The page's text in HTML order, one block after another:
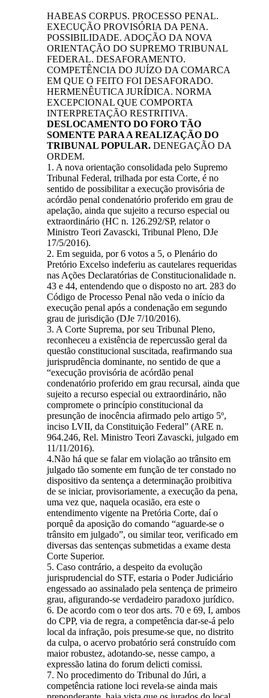
HABEAS CORPUS. PROCESSO PENAL.
EXECUÇÃO PROVISÓRIA DA PENA.
POSSIBILIDADE. ADOÇÃO DA NOVA
ORIENTAÇÃO DO SUPREMO TRIBUNAL
FEDERAL. DESAFORAMENTO.
COMPETÊNCIA DO JUÍZO DA COMARCA
EM QUE O FEITO FOI DESAFORADO.
HERMENÊUTICA JURÍDICA. NORMA
EXCEPCIONAL QUE COMPORTA
INTERPRETAÇÃO RESTRITIVA.
DESLOCAMENTO DO FORO TÃO
SOMENTE PARA A REALIZAÇÃO DO
TRIBUNAL POPULAR. DENEGAÇÃO DA
ORDEM.
1. A nova orientação consolidada pelo Supremo
Tribunal Federal, trilhada por esta Corte, é no
sentido de possibilitar a execução provisória de
acórdão penal condenatório proferido em grau de
apelação, ainda que sujeito a recurso especial ou
extraordinário (HC n. 126.292/SP, relator o
Ministro Teori Zavascki, Tribunal Pleno, DJe
17/5/2016).
2. Em seguida, por 6 votos a 5, o Plenário do
Pretório Excelso indeferiu as cautelares requeridas
nas Ações Declaratórias de Constitucionalidade n.
43 e 44, entendendo que o disposto no art. 283 do
Código de Processo Penal não veda o início da
execução penal após a condenação em segundo
grau de jurisdição (DJe 7/10/2016).
3. A Corte Suprema, por seu Tribunal Pleno,
reconheceu a existência de repercussão geral da
questão constitucional suscitada, reafirmando sua
jurisprudência dominante, no sentido de que a
“execução provisória de acórdão penal
condenatório proferido em grau recursal, ainda que
sujeito a recurso especial ou extraordinário, não
compromete o princípio constitucional da
presunção de inocência afirmado pelo artigo 5º,
inciso LVII, da Constituição Federal” (ARE n.
964.246, Rel. Ministro Teori Zavascki, julgado em
11/11/2016).
4.Não há que se falar em violação ao trânsito em
julgado tão somente em função de ter constado no
dispositivo da sentença a determinação proibitiva
de se iniciar, provisoriamente, a execução da pena,
uma vez que, naquela ocasião, era este o
entendimento vigente na Pretória Corte, daí o
porquê da aposição do comando “aguarde-se o
trânsito em julgado”, ou similar teor, verificado em
diversas das sentenças submetidas a exame desta
Corte Superior.
5. Caso contrário, a despeito da evolução
jurisprudencial do STF, estaria o Poder Judiciário
engessado ao assinalado pela sentença de primeiro
grau, afigurando-se verdadeiro paradoxo jurídico.
6. De acordo com o teor dos arts. 70 e 69, I, ambos
do CPP, via de regra, a competência dar-se-á pelo
local da infração, pois presume-se que, no distrito
da culpa, o acervo probatório será construído com
maior robustez, adotando-se, nesse campo, a
expressão latina do forum delicti comissi.
7. No procedimento do Tribunal do Júri, a
competência ratione loci revela-se ainda mais